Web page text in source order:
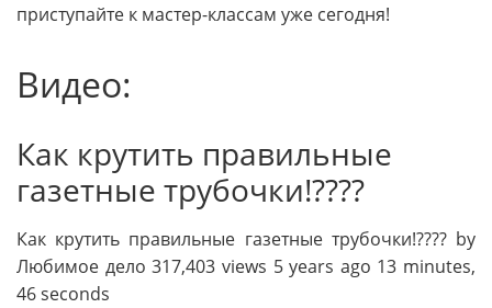
приступайте к мастер-классам уже сегодня!
Видео:
Как крутить правильные
газетные трубочки!????
Как крутить правильные газетные трубочки!???? by
Любимое дело 317,403 views 5 years ago 13 minutes,
46 seconds